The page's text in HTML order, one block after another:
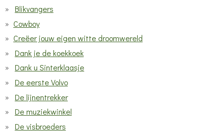
Blikvangers
Cowboy
Creëer jouw eigen witte droomwereld
Dank je de koekkoek
Dank u Sinterklaasje
De eerste Volvo
De lijnentrekker
De muziekwinkel
De visbroeders